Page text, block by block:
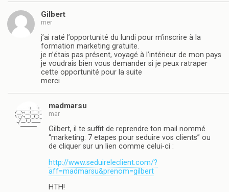
Gilbert
mer
j’ai raté l’opportunité du lundi pour m’inscrire à la
formation marketing gratuite.
je n’étais pas présent, voyagé à l’intérieur de mon pays
je voudrais bien vous demander si je peux ratraper
cette opportunité pour la suite
merci
madmarsu
mar
Gilbert, il te suffit de reprendre ton mail nommé
“marketing: 7 etapes pour seduire vos clients” ou
de cliquer sur un lien comme celui-ci :
http://www.seduireleclient.com/?
aff=madmarsu&prenom=gilbert
HTH!